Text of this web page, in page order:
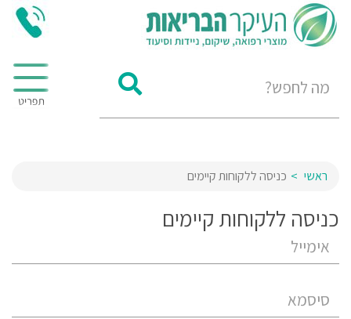
ראשי כניסה ללקוחות קיימים
כניסה ללקוחות קיימים